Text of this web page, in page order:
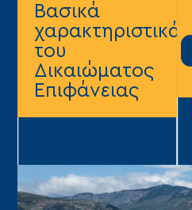
Βασικά
χαρακτηριστικά
του
Δικαιώματος
Επιφάνειας